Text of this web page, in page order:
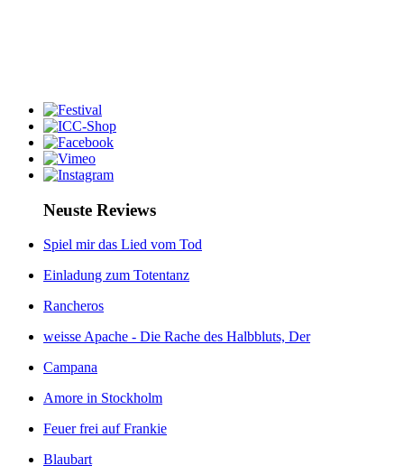
Neuste Reviews
Spiel mir das Lied vom Tod
Einladung zum Totentanz
Rancheros
weisse Apache - Die Rache des Halbbluts, Der
Campana
Amore in Stockholm
Feuer frei auf Frankie
Blaubart